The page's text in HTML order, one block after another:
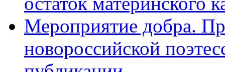
Мероприятие добра.
новороссийской